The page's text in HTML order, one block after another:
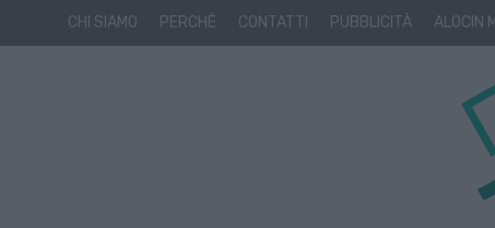
CHI SIAMO PERCHÈ CONTATTI PUBBLICITÀ ALOCIN